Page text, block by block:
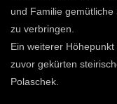
und Familie
zu verbringen.
Ein weiterer
zuvor gekürten
Polaschek.